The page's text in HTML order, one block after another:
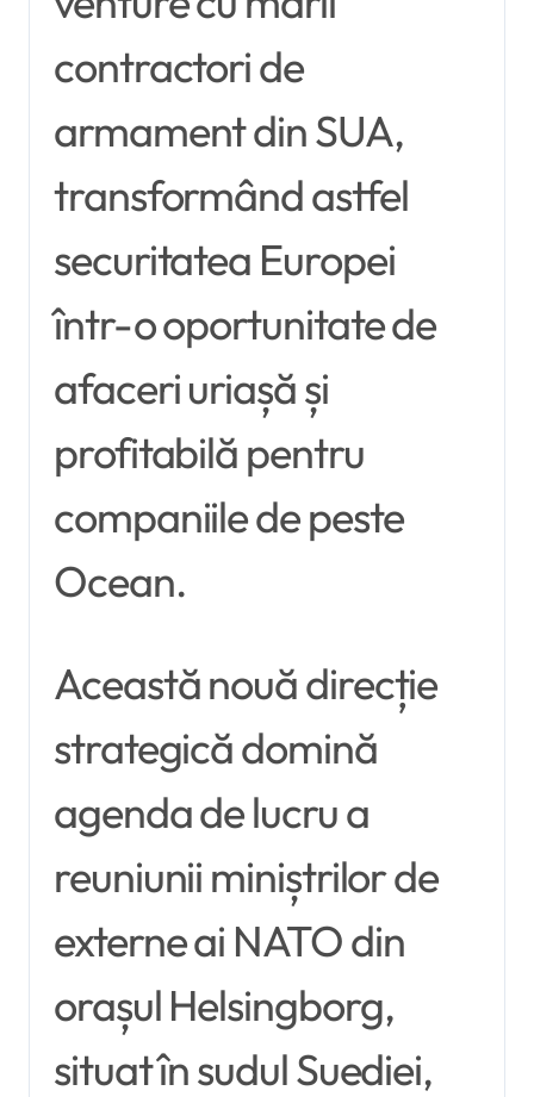
contractori de
armament din SUA,
transformând astfel
securitatea Europei
într-o oportunitate de
afaceri uriașă și
profitabilă pentru
companiile de peste
Ocean.
Această nouă direcție
strategică domină
agenda de lucru a
reuniunii miniștrilor de
externe ai NATO din
orașul Helsingborg,
situat în sudul Suediei,